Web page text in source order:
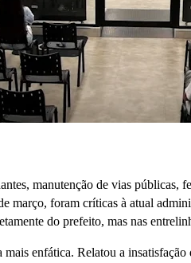
manutenção de vias públicas,
março, foram críticas à atual
do prefeito, mas nas
enfática. Relatou a insatisfação